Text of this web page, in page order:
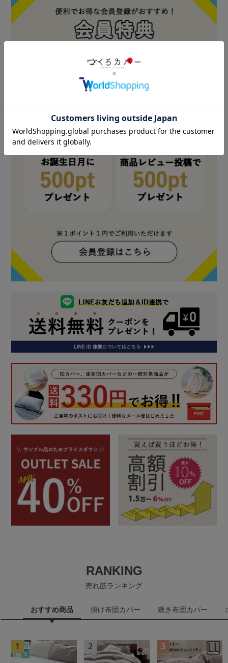
RANKING
売れ筋ランキング
おすすめ商品 掛け布団カバー 敷き布団カバー